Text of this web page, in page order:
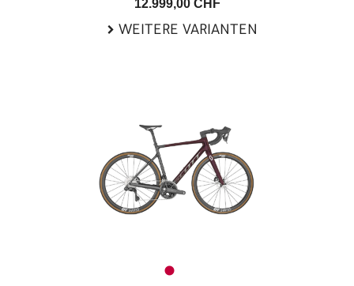
12.999,00 CHF
WEITERE VARIANTEN